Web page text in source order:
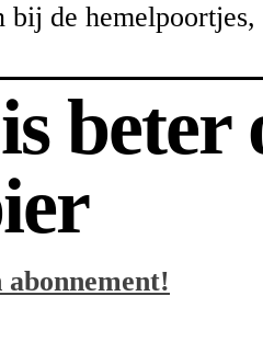
bij de hemelpoortjes,
beter
abonnement!